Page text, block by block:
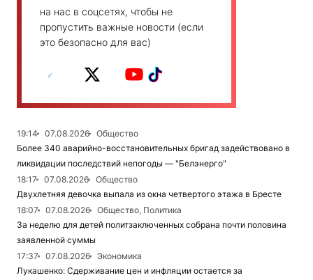
на нас в соцсетях, чтобы не
пропустить важные новости (если
это безопасно для вас)
19:14 07.08.2026
Общество
Более 340 аварийно-восстановительных бригад задействовано в
ликвидации последствий непогоды — "Белэнерго"
18:17
07.08.2026
Общество
Двухлетняя девочка выпала из окна четвертого этажа в Бресте
18:07
07.08.2026
Общество, Политика
За неделю для детей политзаключенных собрана почти половина
заявленной суммы
17:37
07.08.2026
Экономика
Лукашенко: Сдерживание цен и инфляции остается за